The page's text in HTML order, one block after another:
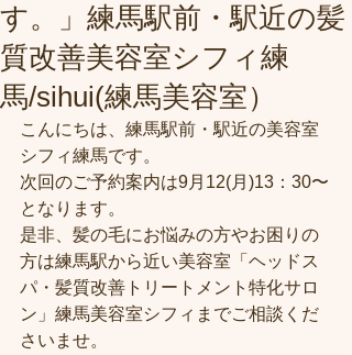
す。」練馬駅前・駅近の髪
質改善美容室シフィ練
馬/sihui(練馬美容室）
こんにちは、練馬駅前・駅近の美容室
シフィ練馬です。
次回のご予約案内は9月12(月)13：30〜
となります。
是非、髪の毛にお悩みの方やお困りの
方は練馬駅から近い美容室「ヘッドス
パ・髪質改善トリートメント特化サロ
ン」練馬美容室シフィまでご相談くだ
さいませ。